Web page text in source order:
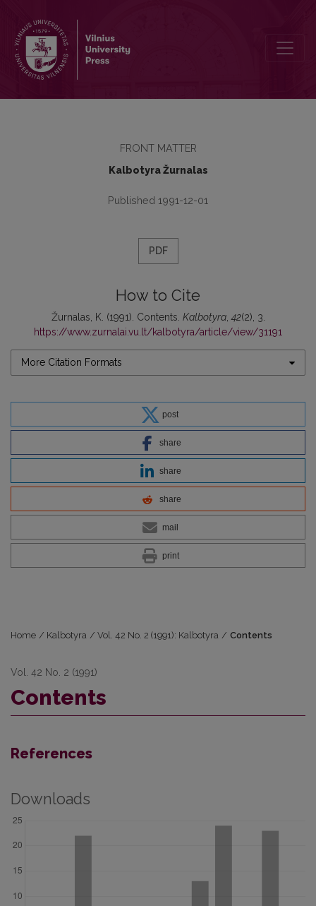
FRONT MATTER
Kalbotyra Žurnalas
Published 1991-12-01
PDF
How to Cite
Žurnalas, K. (1991). Contents. Kalbotyra,42(2), 3.
https://www.zurnalai.vu.lt/kalbotyra/article/view/31191
More Citation Formats
post
share
share
share
mail
print
Home / Kalbotyra / Vol. 42 No. 2 (1991): Kalbotyra / Contents
Vol. 42 No. 2 (1991)
Contents
References
Downloads